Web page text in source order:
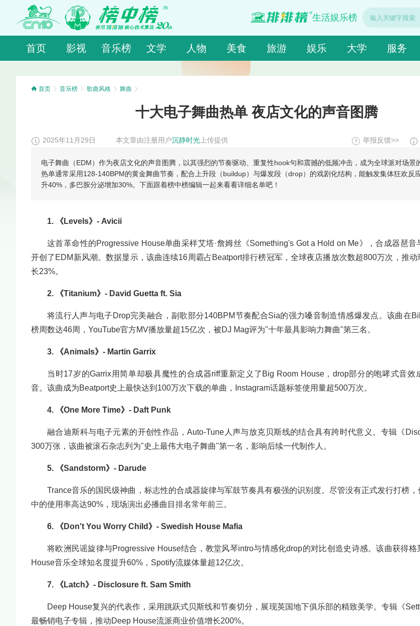
生活娱乐榜
首页 影视 音乐榜 文学 人物 美食 旅游 娱乐 大学 服务
首页 音乐榜 歌曲风格 舞曲
十大电子舞曲热单 夜店文化的声音图腾
2025年11月29日 本文章由注册用户沉静时光上传提供 举报反馈>>
电子舞曲（EDM）作为夜店文化的声音图腾，以其强烈的节奏驱动、重复性hook句和震撼的低频冲击，成为全球派对场景
热单通常采用128-140BPM的黄金舞曲节奏，配合上升段（buildup）与爆发段（drop）的戏剧化结构，能触发集体狂欢反
升40%，多巴胺分泌增加30%。下面跟着榜中榜编辑一起来看看详细名单吧！
1. 《Levels》- Avicii
这首革命性的Progressive House单曲采样艾塔·詹姆丝《Something's Got a Hold on Me》，合成器琶音
开创了EDM新风潮。数据显示，该曲连续16周霸占Beatport排行榜冠军，全球夜店播放次数超800万次，推动
长23%。
2. 《Titanium》- David Guetta ft. Sia
将流行人声与电子Drop完美融合，副歌部分140BPM节奏配合Sia的强力嗓音制造情感爆发点。该曲在
榜周数达46周，YouTube官方MV播放量超15亿次，被DJ Mag评为"十年最具影响力舞曲"第三名。
3. 《Animals》- Martin Garrix
当时17岁的Garrix用简单却极具魔性的合成器riff重新定义了Big Room House，drop部分的咆哮式音效
音。该曲成为Beatport史上最快达到100万次下载的单曲，Instagram话题标签使用量超500万次。
4. 《One More Time》- Daft Punk
融合迪斯科与电子元素的开创性作品，Auto-Tune人声与放克贝斯线的结合具有跨时代意义。专辑《
300万张，该曲被滚石杂志列为"史上最伟大电子舞曲"第一名，影响后续一代制作人。
5. 《Sandstorm》- Darude
Trance音乐的国民级神曲，标志性的合成器旋律与军鼓节奏具有极强的识别度。尽管没有正式发行打榜
中的使用率高达90%，现场演出必播曲目排名常年前三。
6. 《Don't You Worry Child》- Swedish House Mafia
将欧洲民谣旋律与Progressive House结合，教堂风琴intro与情感化drop的对比创造史诗感。该曲获得格
House音乐全球知名度提升60%，Spotify流媒体量超12亿次。
7. 《Latch》- Disclosure ft. Sam Smith
Deep House复兴的代表作，采用跳跃式贝斯线和节奏切分，展现英国地下俱乐部的精致美学。专辑《
最畅销电子专辑，推动Deep House流派商业价值增长200%。